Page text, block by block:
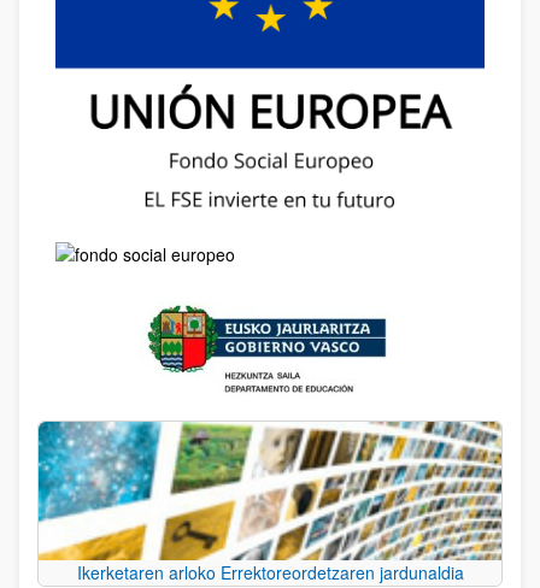
Ikerketaren arloko Errektoreordetzaren jardunaldia